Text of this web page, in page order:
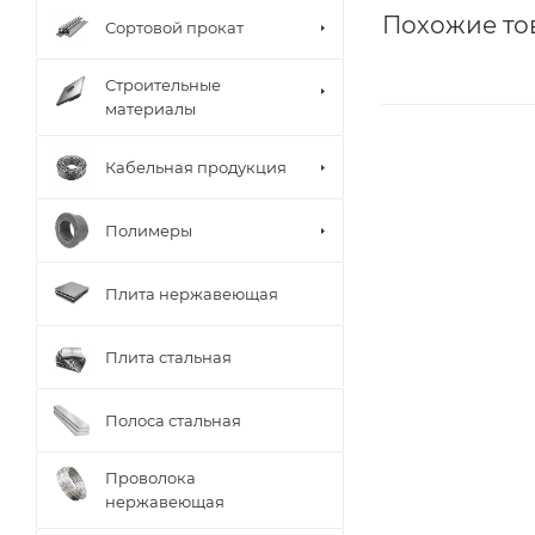
Похожие
Сортовой прокат
Строительные
материалы
Кабельная продукция
Полимеры
Плита нержавеющая
Плита стальная
Полоса стальная
Проволока
нержавеющая